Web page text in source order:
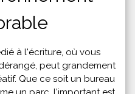
à l'écriture, où vous
peut grandement
Que ce soit un bureau